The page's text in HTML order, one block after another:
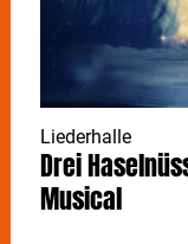
Liederhalle
Drei
Musical